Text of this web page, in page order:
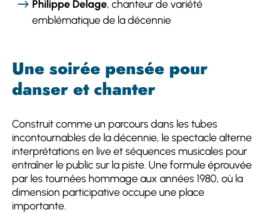
Philippe Delage, chanteur de variété
emblématique de la décennie
Une soirée pensée pour
danser et chanter
Construit comme un parcours dans les tubes
incontournables de la décennie, le spectacle alterne
interprétations en live et séquences musicales pour
entraîner le public sur la piste. Une formule éprouvée
par les tournées hommage aux années 1980, où la
dimension participative occupe une place
importante.